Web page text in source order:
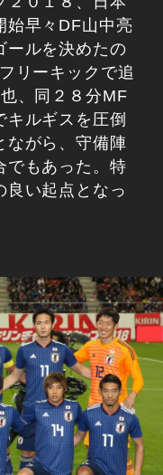
始早々DF山中亮
ールを決めたの
リーキックで追
、同２８分MF
ルギスを圧倒
ながら、守備陣
でもあった。特
良い起点となっ